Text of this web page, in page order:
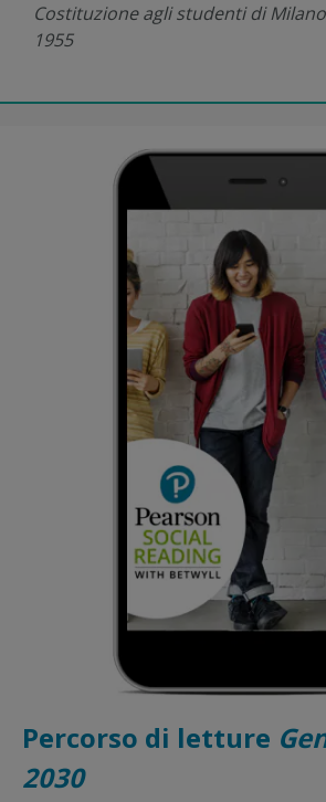
Costituzione agli studenti di
1955
Percorso di letture
2030